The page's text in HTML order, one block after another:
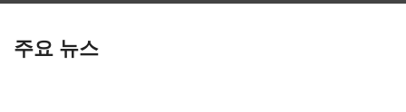
주요 뉴스